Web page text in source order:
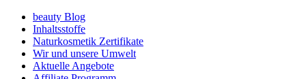
beauty Blog
Inhaltsstoffe
Naturkosmetik Zertifikate
Wir und unsere Umwelt
Aktuelle Angebote